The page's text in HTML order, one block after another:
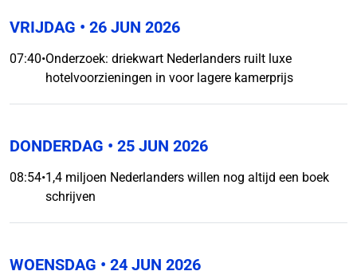
VRIJDAG • 26 JUN 2026
07:40•Onderzoek: driekwart Nederlanders ruilt luxe
hotelvoorzieningen in voor lagere kamerprijs
DONDERDAG • 25 JUN 2026
08:54•1,4 miljoen Nederlanders willen nog altijd een boek
schrijven
WOENSDAG • 24 JUN 2026